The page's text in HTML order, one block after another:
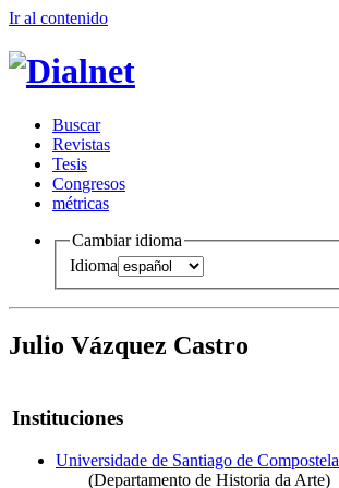
Ir al contenido
Buscar
Revistas
Tesis
Congresos
métricas
Cambiar idioma
Idioma
Julio Vázquez Castro
Instituciones
Universidade de Santiago de Compostela
(Departamento de Historia da Arte)